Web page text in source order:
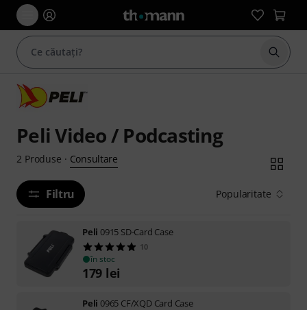
Peli Video / Podcasting
2 Produse · Consultare
Filtru Popularitate
Peli 0915 SD-Card Case
10
în stoc
179 lei
Peli 0965 CF/XQD Card Case